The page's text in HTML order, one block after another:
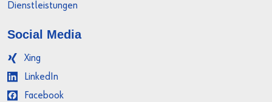
Dienstleistungen
Social Media
Xing
LinkedIn
Facebook